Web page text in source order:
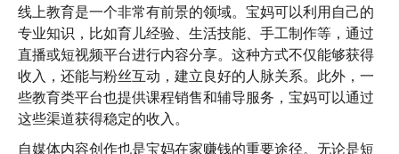
线上教育是一个非常有前景的领域。宝妈可以利用自己的
专业知识，比如育儿经验、生活技能、手工制作等，通过
直播或短视频平台进行内容分享。这种方式不仅能够获得
收入，还能与粉丝互动，建立良好的人脉关系。此外，一
些教育类平台也提供课程销售和辅导服务，宝妈可以通过
这些渠道获得稳定的收入。
自媒体内容创作也是宝妈在家赚钱的重要途径。无论是短